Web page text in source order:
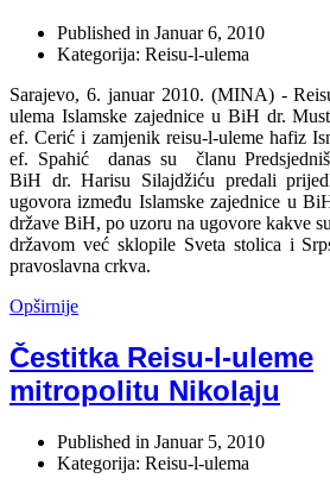
Published in Januar 6, 2010
Kategorija: Reisu-l-ulema
Sarajevo, 6. januar 2010. (MINA) -
ulema Islamske zajednice u BiH dr.
ef. Cerić i zamjenik reisu-l-uleme hafiz
ef. Spahić danas su članu
BiH dr. Harisu Silajdžiću predali
ugovora između Islamske zajednice u
države BiH, po uzoru na ugovore kakve
državom već sklopile Sveta stolica i
pravoslavna crkva.
Opširnije
Čestitka Reisu-l-uleme
mitropolitu Nikolaju
Published in Januar 5, 2010
Kategorija: Reisu-l-ulema